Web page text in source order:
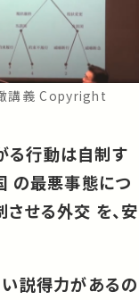
講義 Copyright
る行動は自制す
の最悪事態につ
せる外交 を、安
い説得力があるの